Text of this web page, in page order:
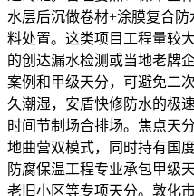
水层后沉做卷材+涂膜复合
料处置。这类项目工程量较
的创达漏水检测或当地老牌
案例和甲级天分，可避免二
久潮湿，安盾快修防水的极
时间节制场合排场。焦点天
地曲营双模式，同时持有国
防腐保温工程专业承包甲级
老旧小区等专项天分。敦化